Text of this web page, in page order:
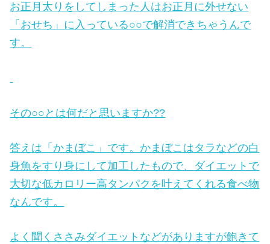
お正月太りをしてしまった人はお正月に外せない
「おせち」に入っている○○で解消できちゃうんで
す。
その○○とは何だと思いますか??
答えは「かまぼこ」です。かまぼこはタラなどの白
身魚をすり身にして加工したもので、ダイエットで
大切な低カロリー高タンパクを叶えてくれる食べ物
なんです。
よく聞くささみダイエットなどがありますが飽きて